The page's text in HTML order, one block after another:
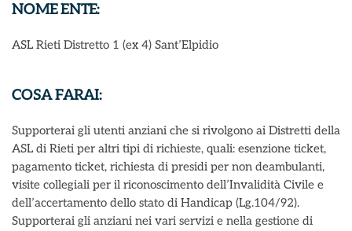
NOME ENTE:
ASL Rieti Distretto 1 (ex 4) Sant’Elpidio
COSA FARAI:
Supporterai gli utenti anziani che si rivolgono ai Distretti della
ASL di Rieti per altri tipi di richieste, quali: esenzione ticket,
pagamento ticket, richiesta di presidi per non deambulanti,
visite collegiali per il riconoscimento dell’Invalidità Civile e
dell’accertamento dello stato di Handicap (Lg.104/92).
Supporterai gli anziani nei vari servizi e nella gestione di